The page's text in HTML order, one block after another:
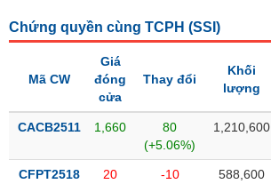
Niêm
bổ
Hủy
yết
Chứng quyền cùng TCPH (SSI )
Mã CW
Giá
đóng
cửa
Thay đổi
Khối
lượng
CACB2511 1,660
80
(+5.06%)
1,210,600
CFPT2518 20
-10
588,600
PHÁI
SINH
TRÁI
PHIẾU